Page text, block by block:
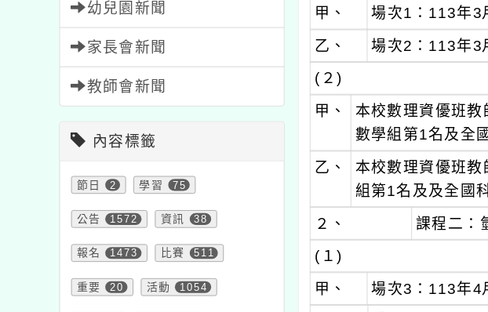
幼兒園新聞
家長會新聞
教師會新聞
內容標籤
節日 2 學習 75
公告 1572 資訊 38
報名 1473 比賽 511
重要 20 活動 1054
甲、
場次1：113年3
乙、
場次2：113年3
(２)
甲、
本校數理資優班
數學組第1名及全
乙、
本校數理資優班
組第1名及及全國
２、
課程二：
(１)
甲、
場次3：113年4